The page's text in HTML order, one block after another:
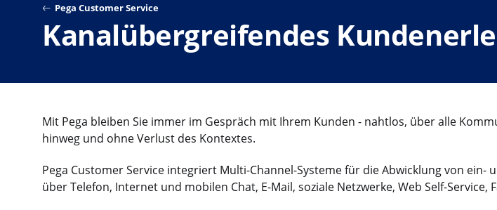
Pega Customer Service
Kanalübergreifendes
Mit Pega bleiben Sie immer im Gespräch mit Ihrem Kunden - nahtlos, über alle
hinweg und ohne Verlust des Kontextes.
Pega Customer Service integriert Multi-Channel-Systeme für die Abwicklung von ein-
über Telefon, Internet und mobilen Chat, E-Mail, soziale Netzwerke, Web Self-Service,